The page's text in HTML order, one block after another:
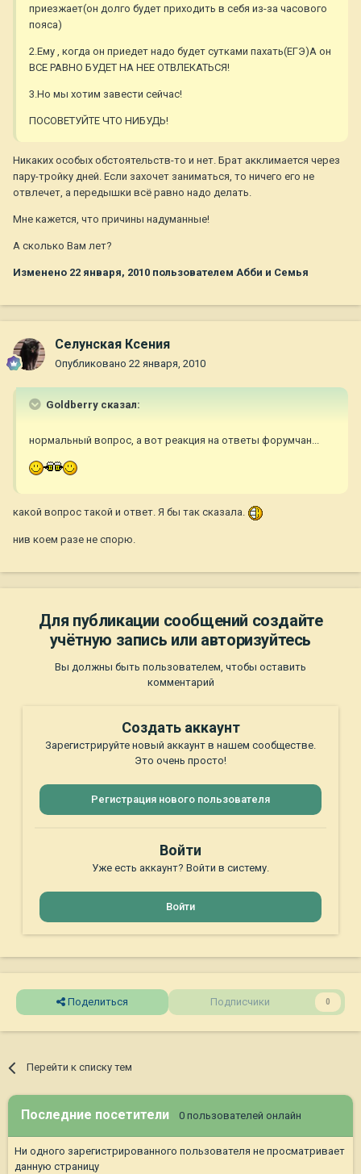
приезжает(он долго будет приходить в себя из-за часового
пояса)
2.Ему , когда он приедет надо будет сутками пахать(ЕГЭ)А он
ВСЕ РАВНО БУДЕТ НА НЕЕ ОТВЛЕКАТЬСЯ!
3.Но мы хотим завести сейчас!
ПОСОВЕТУЙТЕ ЧТО НИБУДЬ!
Никаких особых обстоятельств-то и нет. Брат акклимается через
пару-тройку дней. Если захочет заниматься, то ничего его не
отвлечет, а передышки всё равно надо делать.
Мне кажется, что причины надуманные!
А сколько Вам лет?
Изменено 22 января, 2010 пользователем Абби и Семья
Селунская Ксения
Опубликовано 22 января, 2010
Goldberry сказал:
нормальный вопрос, а вот реакция на ответы форумчан...
какой вопрос такой и ответ. Я бы так сказала.
нив коем разе не спорю.
Для публикации сообщений создайте
учётную запись или авторизуйтесь
Вы должны быть пользователем, чтобы оставить
комментарий
Создать аккаунт
Зарегистрируйте новый аккаунт в нашем сообществе.
Это очень просто!
Регистрация нового пользователя
Войти
Уже есть аккаунт? Войти в систему.
Войти
Поделиться Подписчики 0
Перейти к списку тем
Последние посетители 0 пользователей онлайн
Ни одного зарегистрированного пользователя не просматривает
данную страницу